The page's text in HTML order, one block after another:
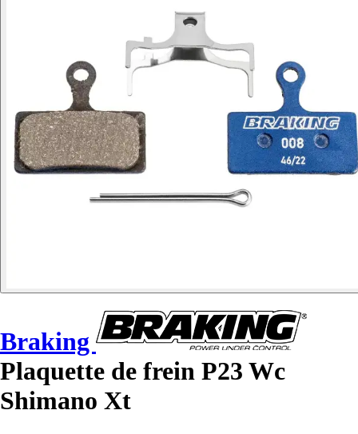
Braking
Plaquette de frein P23 Wc
Shimano Xt